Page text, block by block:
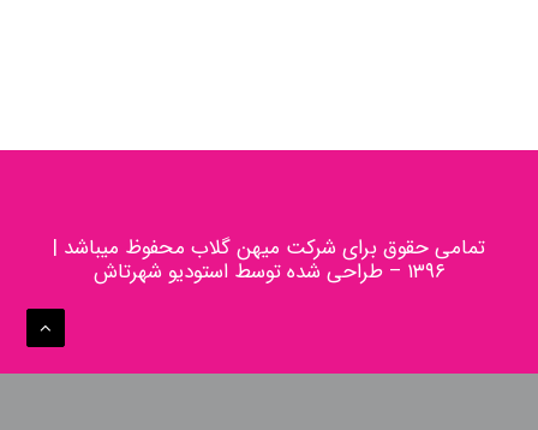
تمامی حقوق برای شرکت میهن گلاب محفوظ میباشد |
۱۳۹۶ – طراحی شده توسط استودیو شهرتاش